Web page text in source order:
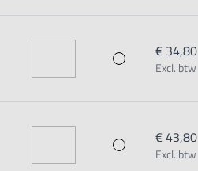
€ 34,80
Excl. btw
€ 43,80
Excl. btw